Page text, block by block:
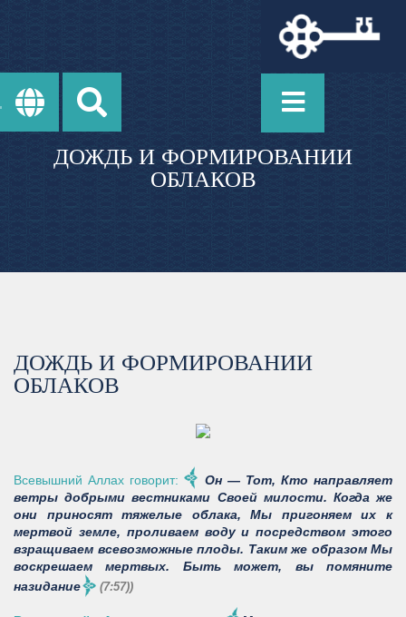
ДОЖДЬ И ФОРМИРОВАНИИ
ОБЛАКОВ
ДОЖДЬ И ФОРМИРОВАНИИ
ОБЛАКОВ
Всевышний Аллах говорит:
Он — Тот, Кто направляет
ветры добрыми вестниками Своей милости. Когда же
они приносят тяжелые облака, Мы пригоняем их к
мертвой земле, проливаем воду и посредством этого
взращиваем всевозможные плоды. Таким же образом Мы
воскрешаем мертвых. Быть может, вы помяните
назидание
(7:57))